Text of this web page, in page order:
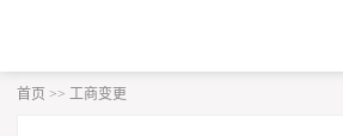
首页 >> 工商变更